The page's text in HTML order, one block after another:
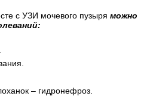
с УЗИ мочевого пузыряможно
– гидронефроз.